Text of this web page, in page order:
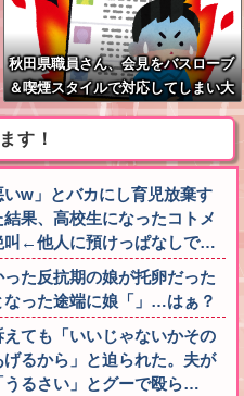
秋田県職員さん、会見をバスローブ
＆喫煙スタイルで対応してしまい大
炎上ｗ
す！
w」とバカにし育児放棄す
果、高校生になったコトメ
叫←他人に預けっぱなしで…
た反抗期の娘が托卵だった
った途端に娘「」…はぁ？
ても「いいじゃないかその
るから」と迫られた。夫が
うるさい」とグーで殴ら…